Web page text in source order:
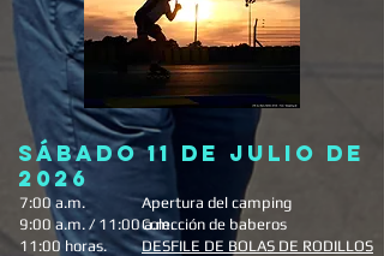
SÁBADO 11 DE JULIO DE
2026
7:00 a.m.
9:00 a.m. / 11:00 a.m.
11:00 horas.
Apertura del camping
Colección de baberos
DESFILE DE BOLAS DE RODILLOS